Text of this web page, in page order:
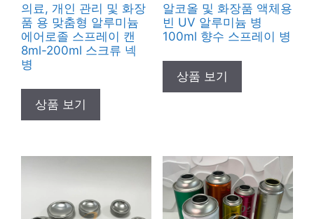
의료, 개인 관리 및 화장
품 용 맞춤형 알루미늄
에어로졸 스프레이 캔
8ml-200ml 스크류 넥
병
상품 보기
알코올 및 화장품 액체용
빈 UV 알루미늄 병
100ml 향수 스프레이 병
상품 보기